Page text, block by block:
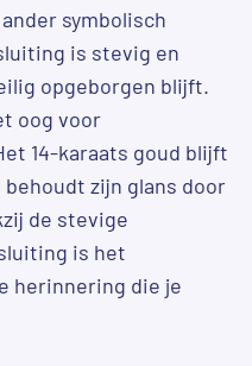
symbolisch
is stevig en
opgeborgen blijft.
oog voor
14-karaats goud blijft
zijn glans door
de stevige
is het
herinnering die je